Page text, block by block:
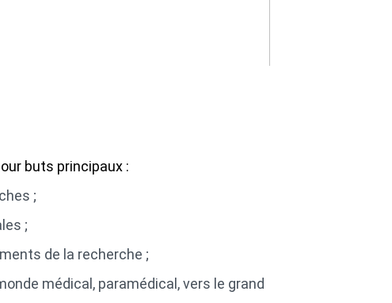
buts principaux :
;
;
de la recherche ;
médical, paramédical, vers le grand